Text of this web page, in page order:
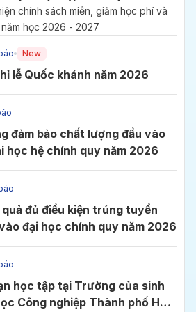
chính sách miễn, giảm học phí và
học 2026 - 2027
New
lễ Quốc khánh năm 2026
học hệ chính quy năm 2026
đủ điều kiện trúng tuyển
đại học chính quy năm 2026
học tập tại Trường của sinh
Công nghiệp Thành phố Hồ